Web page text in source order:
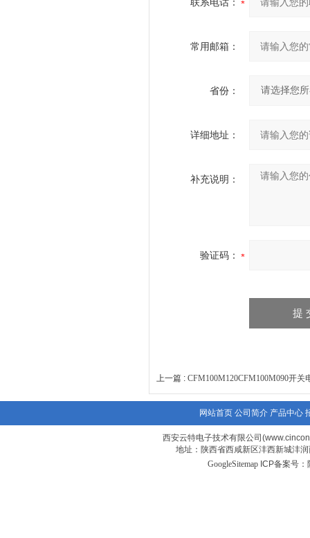
常用邮箱：
省份：
详细地址：
补充说明：
验证码：
上一篇 : CFM100M120CFM100M090开关
网站首页 公司简介 产品中心
西安云特电子技术有限公司
地址：陕西省西咸新区沣西新城沣
GoogleSitemap ICP备案号：